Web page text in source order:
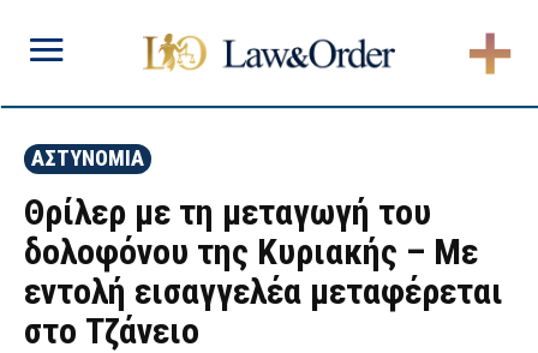
ΑΣΤΥΝΟΜΙΑ
Θρίλερ με τη μεταγωγή του
δολοφόνου της Κυριακής – Με
εντολή εισαγγελέα μεταφέρεται
στο Τζάνειο